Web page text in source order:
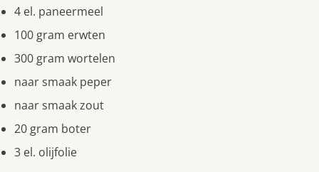
4 el. paneermeel
100 gram erwten
300 gram wortelen
naar smaak peper
naar smaak zout
20 gram boter
3 el. olijfolie